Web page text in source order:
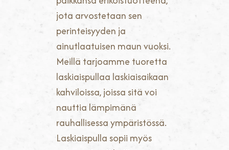
jota arvostetaan sen
perinteisyyden ja
ainutlaatuisen maun vuoksi.
Meillä tarjoamme tuoretta
laskiaispullaa laskiaisaikaan
kahviloissa, joissa sitä voi
nauttia lämpimänä
rauhallisessa ympäristössä.
Laskiaispulla sopii myös